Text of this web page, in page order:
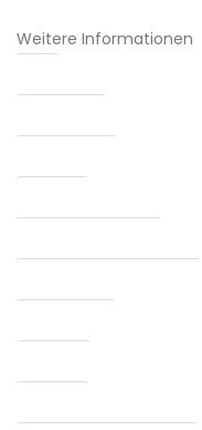
Weitere Informationen